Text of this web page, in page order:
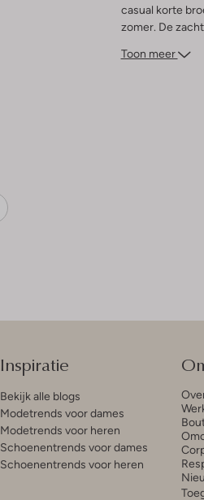
casual korte
zomer. De
kleur eenvoudig
Toon meer
Inspiratie
Bekijk alle blogs
Modetrends voor dames
Modetrends voor heren
Schoenentrends voor dames
Schoenentrends voor heren